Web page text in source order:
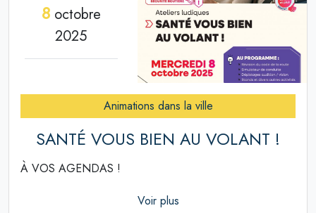
8octobre
2025
Animations dans la ville
SANTÉ VOUS BIEN AU VOLANT !
À VOS AGENDAS !
Voir plus